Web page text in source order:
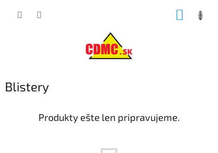
Blistery
Produkty ešte len pripravujeme.